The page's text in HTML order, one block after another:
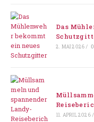
Das
2. MAI 2026 /
11. APRIL 2026 /